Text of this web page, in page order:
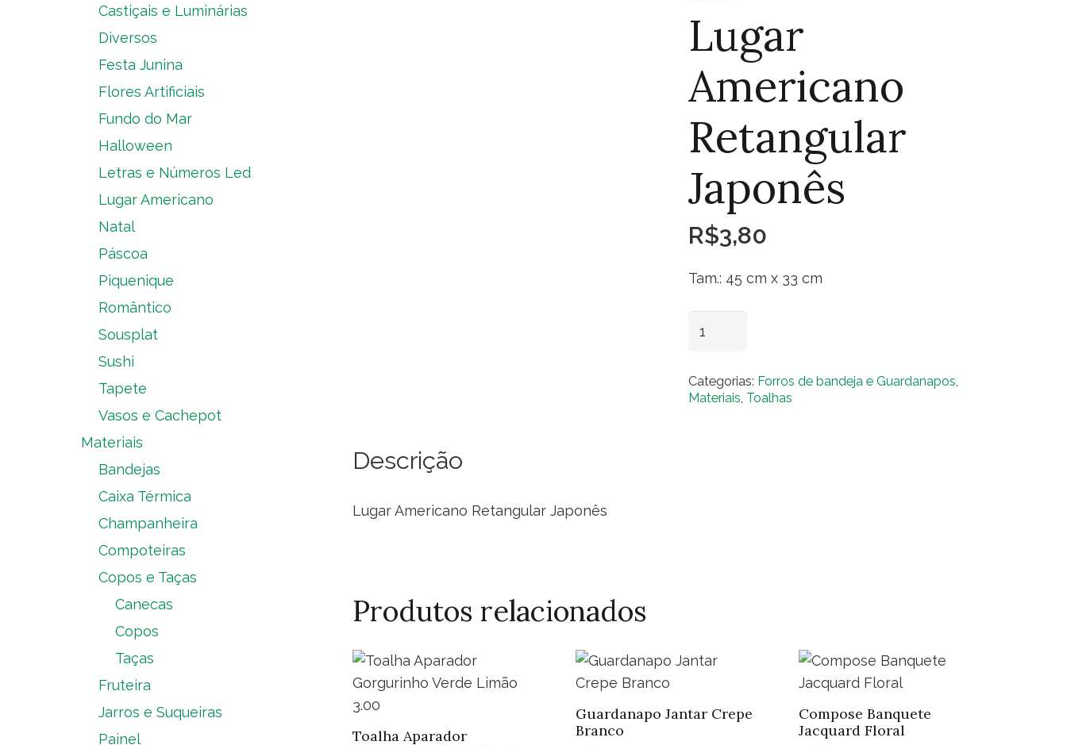
Lugar
Americano
Retangular
Japonês
R$3,80
Tam.: 45 cm x 33 cm
Japonês
Categorias: Forros de bandeja e Guardanapos
Materiais Toalhas
Descrição
Lugar Americano Retangular Japonês
Produtos relacionados
Toalha Aparador
Guardanapo Jantar Crepe
Branco
Compose Banquete
Jacquard Floral
Castiçais e Luminárias
Diversos
Festa Junina
Flores Artificiais
Fundo do Mar
Halloween
Letras e Números Led
Lugar Americano
Natal
Páscoa
Piquenique
Romântico
Sousplat
Sushi
Tapete
Vasos e Cachepot
Materiais
Bandejas
Caixa Térmica
Champanheira
Compoteiras
Copos e Taças
Canecas
Copos
Taças
Fruteira
Jarros e Suqueiras
Painel